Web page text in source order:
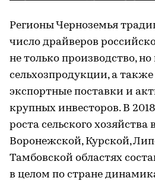
Регионы Черноземья
число драйверов
не только производство,
сельхозпродукции, а
экспортные поставки и
крупных инвесторов. В
роста сельского хозяйства
Воронежской, Курской,
Тамбовской областях
в целом по стране